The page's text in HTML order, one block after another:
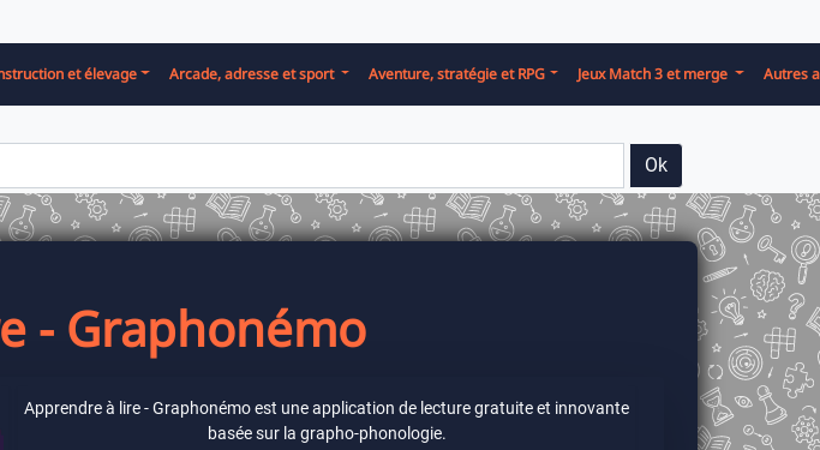
et élevage Arcade, adresse et sport Aventure, stratégie et RPG Jeux Match 3 et merge Autres
Ok
- Graphonémo
Apprendre à lire - Graphonémo est une application de lecture gratuite et innovante
basée sur la grapho-phonologie.